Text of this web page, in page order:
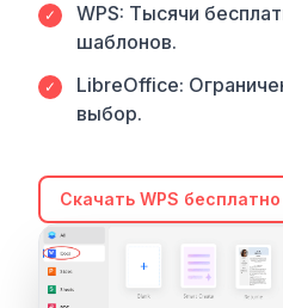
✓
WPS: Тысячи
шаблонов.
✓
LibreOffice:
выбор.
Скачать WPS бесплатно